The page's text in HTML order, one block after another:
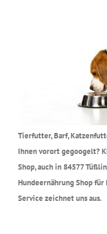
Tierfutter, Barf,
Ihnen vorort gegoogelt?
Shop, auch in 84577
Hundeernährung Shop
Service zeichnet uns aus.